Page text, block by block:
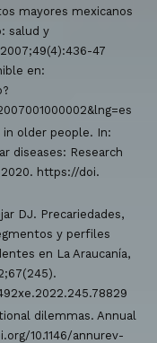
mayores mexicanos
salud y
47
en:
older people. In:
diseases: Research
https://doi.
DJ. Precariedades,
y perfiles
en La Araucanía,
dilemmas. Annual
10.1146/annurev-